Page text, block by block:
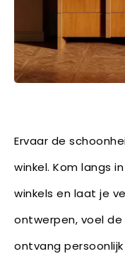
Ervaar de
winkel. Kom langs
winkels en laat je
ontwerpen, voel
ontvang